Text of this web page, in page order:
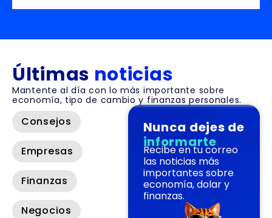
Últimas noticias
Mantente al día con lo más importante sobre
economía, tipo de cambio y finanzas personales.
Consejos
Empresas
Finanzas
Negocios
Nunca dejes de
informarte
Recibe en tu correo
las noticias más
importantes sobre
economía, dolar y
finanzas.